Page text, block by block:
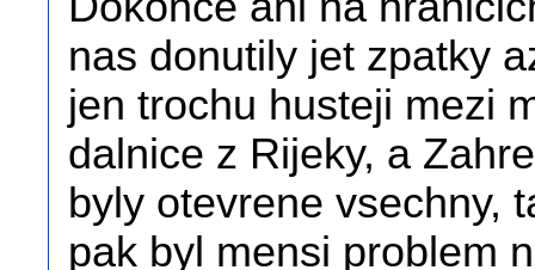
nas donutily jet zpatky
jen trochu husteji mezi
dalnice z Rijeky, a
byly otevrene vsechny,
pak byl mensi problem